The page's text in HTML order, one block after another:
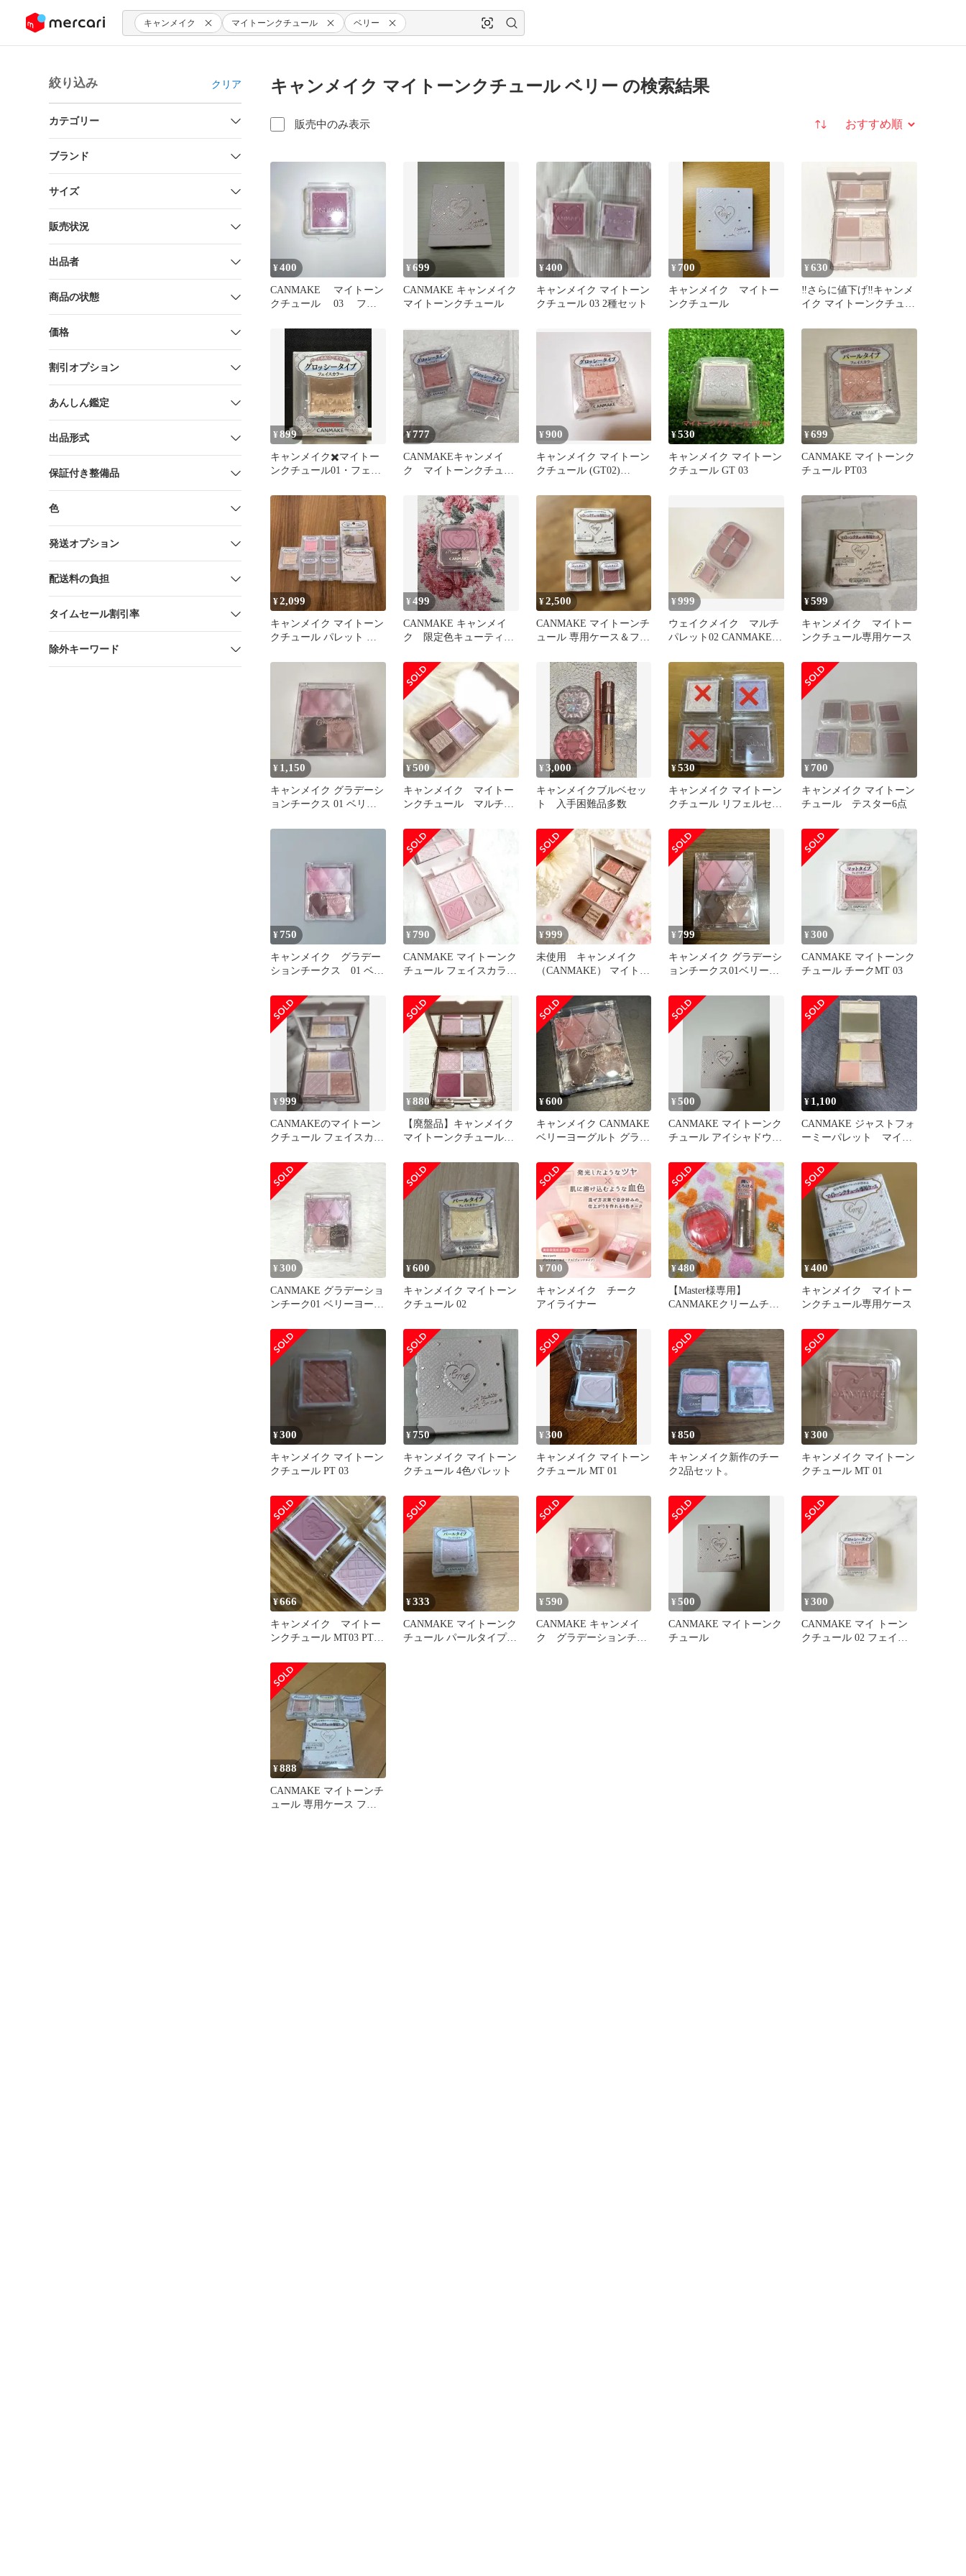
ツにスキップ キャンメイク マイトーンクチュール ベリー
絞り込み クリア
カテゴリー
ブランド
サイズ
販売状況
出品者
商品の状態
価格
割引オプション
あんしん鑑定
出品形式
保証付き整備品
色
発送オプション
配送料の負担
タイムセール割引率
除外キーワード
キャンメイク マイトーンクチュール ベリー の検索結果
販売中のみ表示 並び替え
¥400
CANMAKE マイトーン
クチュール 03 フェ
¥699
CANMAKE キャンメイク
マイトーンクチュール
¥400
キャンメイク マイトーン
クチュール 03 2種セット
¥ 700
キャンメイク マイトー
ンクチュール
¥630
‼️さらに値下げ‼️キャンメ
イク マイトーンクチュー
き
¥899
キャンメイク✖️マイトー
ンクチュール01・フェイ
¥777
CANMAKEキャンメイ
ク マイトーンクチュー
¥900
キャンメイク マイトーン
クチュール (GT02)
¥530
キャンメイク マイトーン
クチュール GT 03
¥699
CANMAKE マイトーンク
チュール PT03
¥2,099
キャンメイク マイトーン
クチュール パレット ブ
¥499
CANMAKE キャンメイ
ク 限定色キューティー
¥2,500
CANMAKE マイトーンチ
ュール 専用ケース＆フェ
¥999
ウェイクメイク マルチ
パレット02 CANMAKEマ
¥599
キャンメイク マイトー
ンクチュール専用ケース
¥ 1,150
キャンメイク グラデーシ
ョンチークス 01 ベリー
¥500
キャンメイク マイトー
ンクチュール マルチパ
イト
¥3,000
キャンメイクブルベセッ
ト 入手困難品多数
¥530
キャンメイク マイトーン
クチュール リフェルセッ
¥ 700
キャンメイク マイトーン
チュール テスター6点
¥ 750
キャンメイク グラデー
ションチークス 01 ベリ
¥ 790
CANMAKE マイトーンク
チュール フェイスカラー
¥999
未使用 キャンメイク
（CANMAKE） マイトー
ット
¥ 799
キャンメイク グラデーシ
ョンチークス01ベリーヨ
¥300
CANMAKE マイトーンク
チュール チークMT 03
¥999
CANMAKEのマイトーン
クチュール フェイスカラ
¥880
【廃盤品】キャンメイク
マイトーンクチュール
¥600
キャンメイク CANMAKE
ベリーヨーグルト グラデ
¥500
CANMAKE マイトーンク
チュール アイシャドウパ
¥ 1,100
CANMAKE ジャストフォ
ーミーパレット マイト
ラシなし
¥300
CANMAKE グラデーショ
ンチーク01 ベリーヨーグ
¥600
キャンメイク マイトーン
クチュール 02
¥ 700
キャンメイク チーク
アイライナー
¥480
【Master様専用】
CANMAKEクリームチー
¥400
キャンメイク マイトー
ンクチュール専用ケース
¥300
キャンメイク マイトーン
クチュール PT 03
¥750
キャンメイク マイトーン
クチュール 4色パレット
¥300
キャンメイク マイトーン
クチュール MT 01
¥850
キャンメイク新作のチー
ク2品セット。
¥300
キャンメイク マイトーン
クチュール MT 01
¥666
キャンメイク マイトー
ンクチュール MT03 PT01
¥333
CANMAKE マイトーンク
チュール パールタイプ
¥590
CANMAKE キャンメイ
ク グラデーションチー
¥500
CANMAKE マイトーンク
チュール
¥300
CANMAKE マイ トーン
クチュール 02 フェイス
¥888
CANMAKE マイトーンチ
ュール 専用ケース フェ